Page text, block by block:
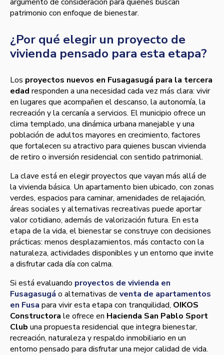
patrimonio con enfoque de bienestar.
¿Por qué elegir un proyecto de
vivienda pensado para esta etapa?
Los proyectos nuevos en Fusagasugá para la tercera
edad responden a una necesidad cada vez más clara: vivir
en lugares que acompañen el descanso, la autonomía, la
recreación y la cercanía a servicios. El municipio ofrece un
clima templado, una dinámica urbana manejable y una
población de adultos mayores en crecimiento, factores
que fortalecen su atractivo para quienes buscan vivienda
de retiro o inversión residencial con sentido patrimonial.
La clave está en elegir proyectos que vayan más allá de
la vivienda básica. Un apartamento bien ubicado, con zonas
verdes, espacios para caminar, amenidades de relajación,
áreas sociales y alternativas recreativas puede aportar
valor cotidiano, además de valorización futura. En esta
etapa de la vida, el bienestar se construye con decisiones
prácticas: menos desplazamientos, más contacto con la
naturaleza, actividades disponibles y un entorno que invite
a disfrutar cada día con calma.
Si está evaluando proyectos de vivienda en
Fusagasugá o alternativas de venta de apartamentos
en Fusa para vivir esta etapa con tranquilidad, OIKOS
Constructora le ofrece en Hacienda San Pablo Sport
Club una propuesta residencial que integra bienestar,
recreación, naturaleza y respaldo inmobiliario en un
entorno pensado para disfrutar una mejor calidad de vida.